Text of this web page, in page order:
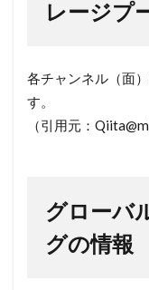
ロー
バル
ジプ
ーリ
ン
グ
ー
レージプ
各チャンネル（面
す。
（引用元：
グローバ
グの情報